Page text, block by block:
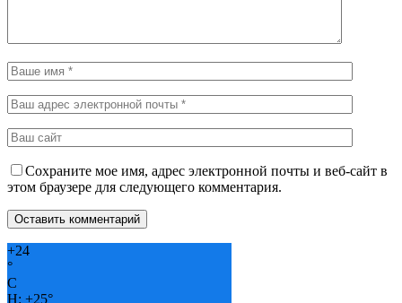
Сохраните мое имя, адрес электронной почты и веб-сайт в
этом браузере для следующего комментария.
+24
°
C
H: +25°